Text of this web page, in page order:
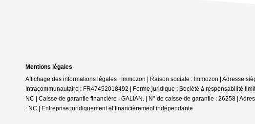
Mentions légales
Affichage des informations légales : Immozon | Raison sociale : Immozon | Adresse
Intracommunautaire : FR47452018492 | Forme juridique : Société à responsabilité
NC | Caisse de garantie financière : GALIAN. | N° de caisse de garantie : 26258 |
: NC |
Entreprise juridiquement et financièrement indépendante